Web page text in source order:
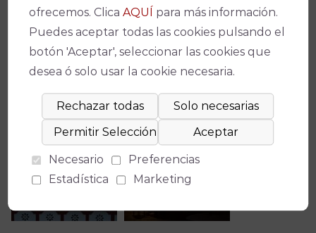
ofrecemos. ClicaAQUÍ para más información.
Puedes aceptar todas las cookies pulsando el
botón 'Aceptar', seleccionar las cookies que
desea ó solo usar la cookie necesaria.
Necesario
Preferencias
Estadística
Marketing